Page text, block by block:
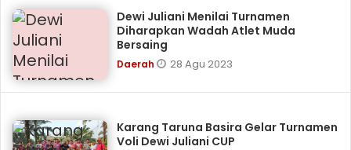
Dewi Juliani Menilai Turnamen
Diharapkan Wadah Atlet Muda
Bersaing
Daerah 28 Agu 2023
Karang Taruna Basira Gelar Turnamen
Voli Dewi Juliani CUP